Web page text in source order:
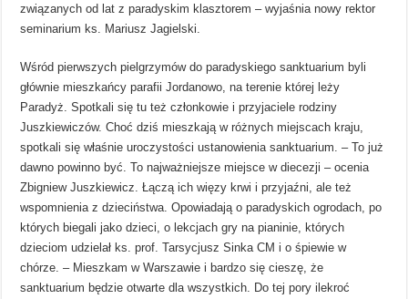
związanych od lat z paradyskim klasztorem – wyjaśnia nowy rektor
seminarium ks. Mariusz Jagielski.
Wśród pierwszych pielgrzymów do paradyskiego sanktuarium byli
głównie mieszkańcy parafii Jordanowo, na terenie której leży
Paradyż. Spotkali się tu też członkowie i przyjaciele rodziny
Juszkiewiczów. Choć dziś mieszkają w różnych miejscach kraju,
spotkali się właśnie uroczystości ustanowienia sanktuarium. – To już
dawno powinno być. To najważniejsze miejsce w diecezji – ocenia
Zbigniew Juszkiewicz. Łączą ich więzy krwi i przyjaźni, ale też
wspomnienia z dzieciństwa. Opowiadają o paradyskich ogrodach, po
których biegali jako dzieci, o lekcjach gry na pianinie, których
dzieciom udzielał ks. prof. Tarsycjusz Sinka CM i o śpiewie w
chórze. – Mieszkam w Warszawie i bardzo się cieszę, że
sanktuarium będzie otwarte dla wszystkich. Do tej pory ilekroć